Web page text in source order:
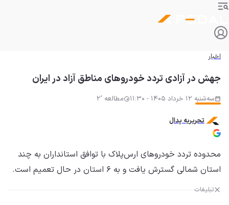
اخبار
جهش در آزادی تردد خودروهای مناطق آزاد در ایران
سه‌شنبه 12 خرداد 1405 - 11:30 مطالعه '2
تحریریه پدال
محدوده تردد خودروهای ارس‌پلاک با توافق استانداران به چند
استان شمالی گسترش یافت و به ۶ استان در حال تعمیم است.
تبلیغات